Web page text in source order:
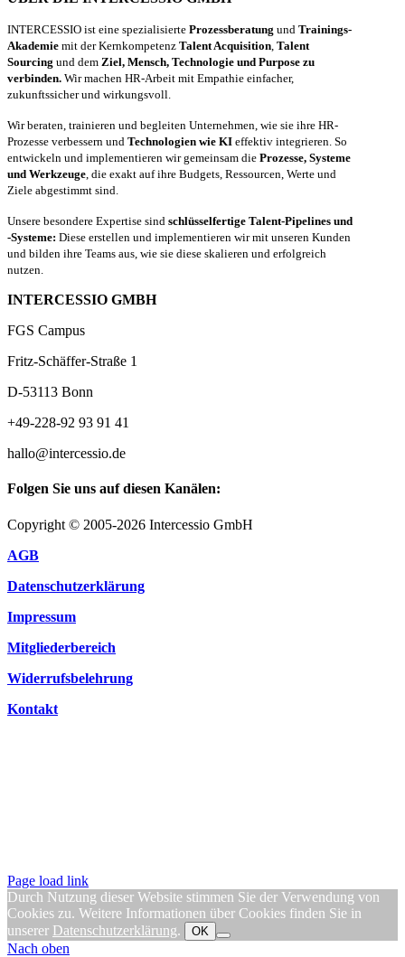
INTERCESSIO ist eine spezialisierte Prozessberatung und Trainings-
Akademie mit der Kernkompetenz Talent Acquisition, Talent
Sourcing und dem Ziel, Mensch, Technologie und Purpose zu
verbinden. Wir machen HR-Arbeit mit Empathie einfacher,
zukunftssicher und wirkungsvoll.
Wir beraten, trainieren und begleiten Unternehmen, wie sie ihre HR-
Prozesse verbessern und Technologien wie KI effektiv integrieren. So
entwickeln und implementieren wir gemeinsam die Prozesse, Systeme
und Werkzeuge, die exakt auf ihre Budgets, Ressourcen, Werte und
Ziele abgestimmt sind.
Unsere besondere Expertise sind schlüsselfertige Talent-Pipelines und
-Systeme: Diese erstellen und implementieren wir mit unseren Kunden
und bilden ihre Teams aus, wie sie diese skalieren und erfolgreich
nutzen.
INTERCESSIO GMBH
FGS Campus
Fritz-Schäffer-Straße 1
D-53113 Bonn
+49-228-92 93 91 41
hallo@intercessio.de
Folgen Sie uns auf diesen Kanälen:
Copyright © 2005-2026 Intercessio GmbH
AGB
Datenschutzerklärung
Impressum
Mitgliederbereich
Widerrufsbelehrung
Kontakt
Page load link
Durch Nutzung dieser Website stimmen Sie der Verwendung von
Cookies zu. Weitere Informationen über Cookies finden Sie in
unserer Datenschutzerklärung. OK
Nach oben